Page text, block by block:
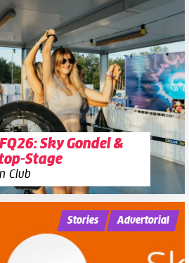
Sky Gondel &
Stage
Club
Stories Advertorial